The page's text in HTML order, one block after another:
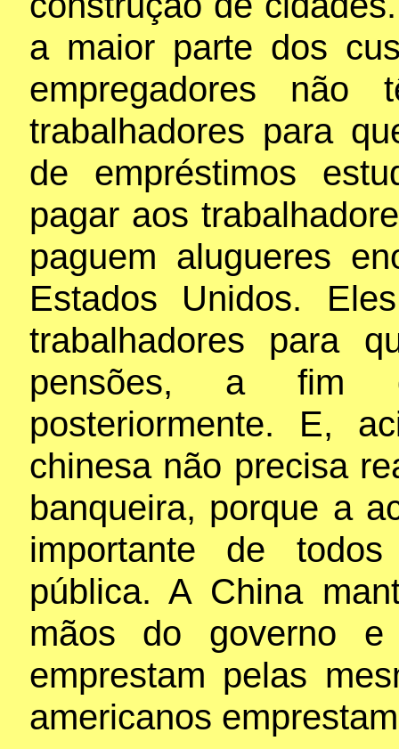
a maior parte dos
empregadores
trabalhadores para
de empréstimos
pagar aos
paguem alugueres
Estados Unidos.
trabalhadores para
pensões, a fim
posteriormente. E,
chinesa não precisa
banqueira, porque a
importante de
pública. A China
mãos do governo
emprestam pelas
americanos